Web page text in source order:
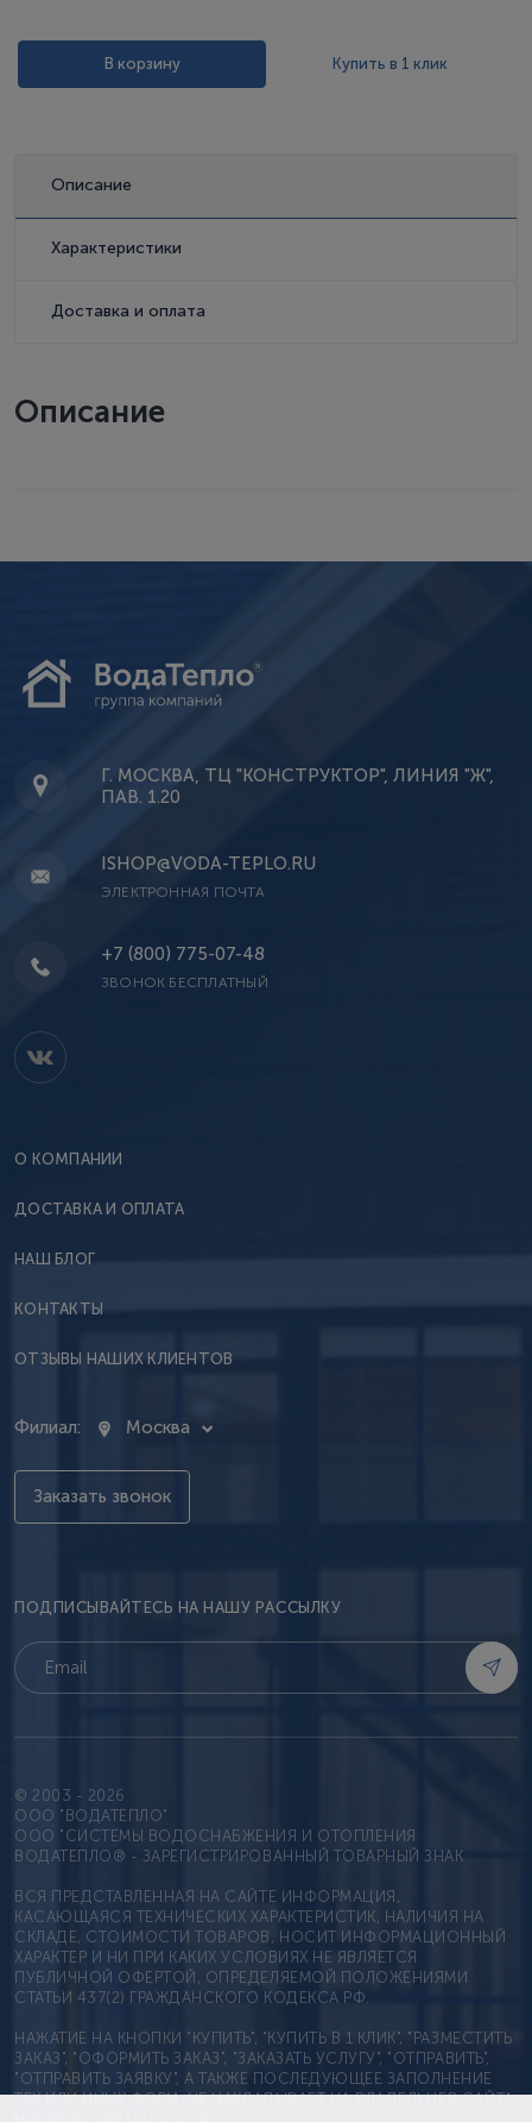
В корзину Купить в 1 клик
Описание
Характеристики
Доставка и оплата
Описание
Г. МОСКВА, ТЦ "КОНСТРУКТОР", ЛИНИЯ "Ж",
ПАВ. 1.20
ISHOP@VODA-TEPLO.RU
ЭЛЕКТРОННАЯ ПОЧТА
+7 (800) 775-07-48
ЗВОНОК БЕСПЛАТНЫЙ
О КОМПАНИИ
ДОСТАВКА И ОПЛАТА
НАШ БЛОГ
КОНТАКТЫ
ОТЗЫВЫ НАШИХ КЛИЕНТОВ
Филиал: Москва
Заказать звонок
ПОДПИСЫВАЙТЕСЬ НА НАШУ РАССЫЛКУ
© 2003 - 2026
OOO "ВОДАТЕПЛО"
ООО "СИСТЕМЫ ВОДОСНАБЖЕНИЯ И ОТОПЛЕНИЯ
ВОДАТЕПЛО® - ЗАРЕГИСТРИРОВАННЫЙ ТОВАРНЫЙ ЗНАК
ВСЯ ПРЕДСТАВЛЕННАЯ НА САЙТЕ ИНФОРМАЦИЯ,
КАСАЮЩАЯСЯ ТЕХНИЧЕСКИХ ХАРАКТЕРИСТИК, НАЛИЧИЯ НА
СКЛАДЕ, СТОИМОСТИ ТОВАРОВ, НОСИТ ИНФОРМАЦИОННЫЙ
ХАРАКТЕР И НИ ПРИ КАКИХ УСЛОВИЯХ НЕ ЯВЛЯЕТСЯ
ПУБЛИЧНОЙ ОФЕРТОЙ, ОПРЕДЕЛЯЕМОЙ ПОЛОЖЕНИЯМИ
СТАТЬИ 437(2) ГРАЖДАНСКОГО КОДЕКСА РФ.
НАЖАТИЕ НА КНОПКИ "КУПИТЬ", "КУПИТЬ В 1 КЛИК", "РАЗМЕСТИТЬ
ЗАКАЗ", "ОФОРМИТЬ ЗАКАЗ", "ЗАКАЗАТЬ УСЛУГУ", "ОТПРАВИТЬ",
"ОТПРАВИТЬ ЗАЯВКУ", А ТАКЖЕ ПОСЛЕДУЮЩЕЕ ЗАПОЛНЕНИЕ
ТЕХ ИЛИ ИНЫХ ФОРМ, НЕ НАКЛАДЫВАЕТ НА ВЛАДЕЛЬЦЕВ САЙТА